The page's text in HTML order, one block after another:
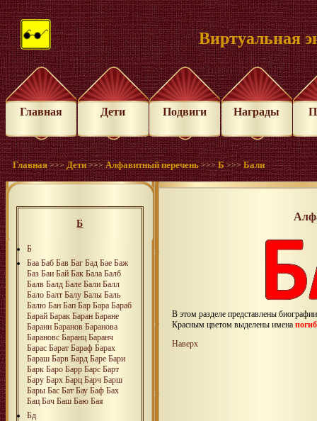
Виртуальная
Главная Дети Подвиги Награды
Главная >>>Дети >>>Алфавитный перечень >>>Б >>>Бали
Б
Б
Баа Баб Бав Баг Бад Бае Баж
Баз Баи Бай Бак Бала Балб
Балв Балд Бале Бали Балл
Бало Балт Балу Балы Баль
Балю Бан Бап Бар Бара Бараб
Барай Барак Баран Баране
Баранн Баранов Баранова
Барановс Баранц Баранч
Барас Барат Бараф Барах
Бараш Барв Бард Баре Бари
Барк Баро Барр Барс Барт
Бару Барх Барц Барч Барш
Бары Бас Бат Бау Баф Бах
Бац Бач Баш Баю Бая
Бд
В этом разделе представлены
Красным цветом выделены имена
Наверх